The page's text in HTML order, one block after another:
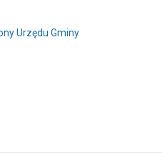
Urzędu Gminy